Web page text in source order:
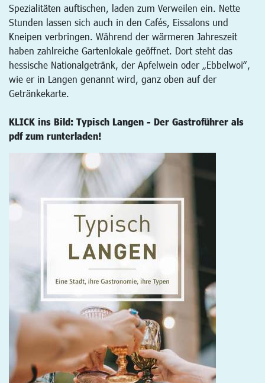
Spezialitäten auftischen, laden zum Verweilen ein. Nette
Stunden lassen sich auch in den Cafés, Eissalons und
Kneipen verbringen. Während der wärmeren Jahreszeit
haben zahlreiche Gartenlokale geöffnet. Dort steht das
hessische Nationalgetränk, der Apfelwein oder „Ebbelwoi“,
wie er in Langen genannt wird, ganz oben auf der
Getränkekarte.
KLICK ins Bild: Typisch Langen - Der Gastroführer als
pdf zum runterladen!